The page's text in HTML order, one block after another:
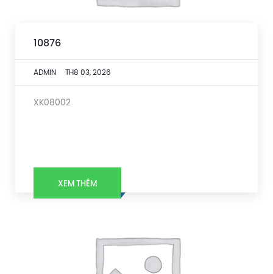
10876
ADMIN TH8 03, 2026
XK08002
XEM THÊM